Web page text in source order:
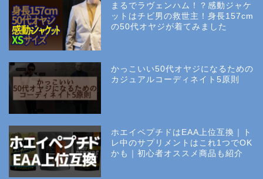
まるでラヴェンハム！？感動ジャケ
ットはチビ男の救世主！身長157cm
の50代オヤジが着てみました
かっこいい50代オヤジになるための
カジュアルコーディネイト5原則
ホエイペプチドはEAA上位互換｜ト
レ中のサプリメントはこれ1つでOK
かも｜初心者オススメ商品も紹介